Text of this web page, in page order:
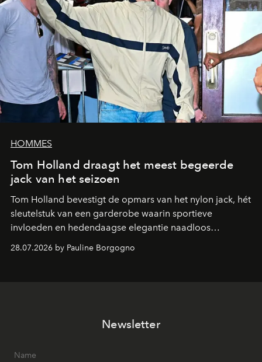
HOMMES
Tom Holland draagt het meest begeerde
jack van het seizoen
Tom Holland bevestigt de opmars van het nylon jack, hét
sleutelstuk van een garderobe waarin sportieve
invloeden en hedendaagse elegantie naadloos
28.07.2026 by Pauline Borgogno
Newsletter